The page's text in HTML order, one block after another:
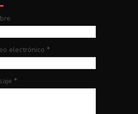
electrónico *
*